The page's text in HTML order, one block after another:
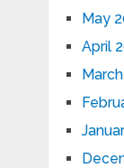
May
April